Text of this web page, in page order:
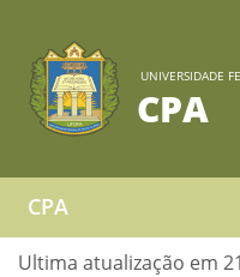
UNIVERSIDADE
CPA
CPA
Ultima atualização em